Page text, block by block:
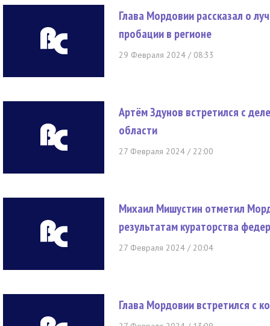
Глава Мордовии рассказал о
пробации в регионе
29 Февраля 2024 / 08:33
Артём Здунов встретился с
области
27 Февраля 2024 / 22:00
Михаил Мишустин отметил
результатам кураторства
27 Февраля 2024 / 20:04
Глава Мордовии встретился с